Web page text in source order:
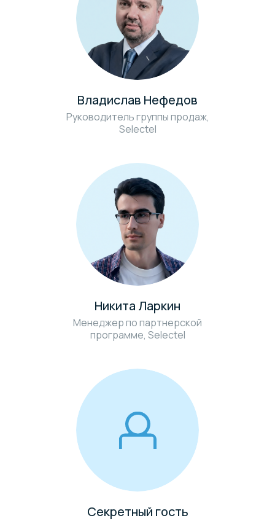
Владислав Нефедов
Руководитель группы продаж,
Selectel
Никита Ларкин
Менеджер по партнерской
программе, Selectel
Секретный гость
А вот что
говорят
партнеры